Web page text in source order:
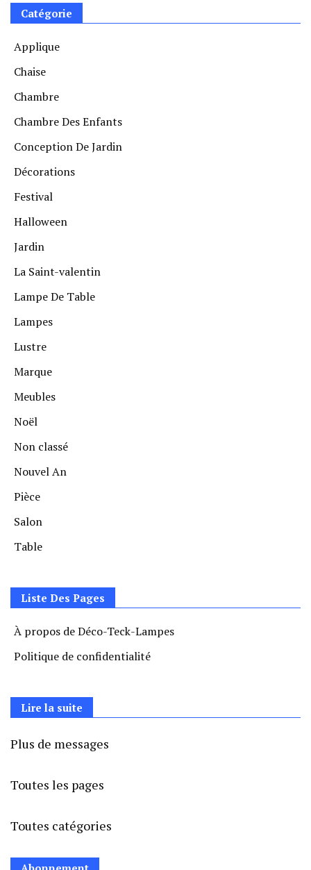
Catégorie
Applique
Chaise
Chambre
Chambre Des Enfants
Conception De Jardin
Décorations
Festival
Halloween
Jardin
La Saint-valentin
Lampe De Table
Lampes
Lustre
Marque
Meubles
Noël
Non classé
Nouvel An
Pièce
Salon
Table
Liste Des Pages
À propos de Déco-Teck-Lampes
Politique de confidentialité
Lire la suite
Plus de messages
Toutes les pages
Toutes catégories